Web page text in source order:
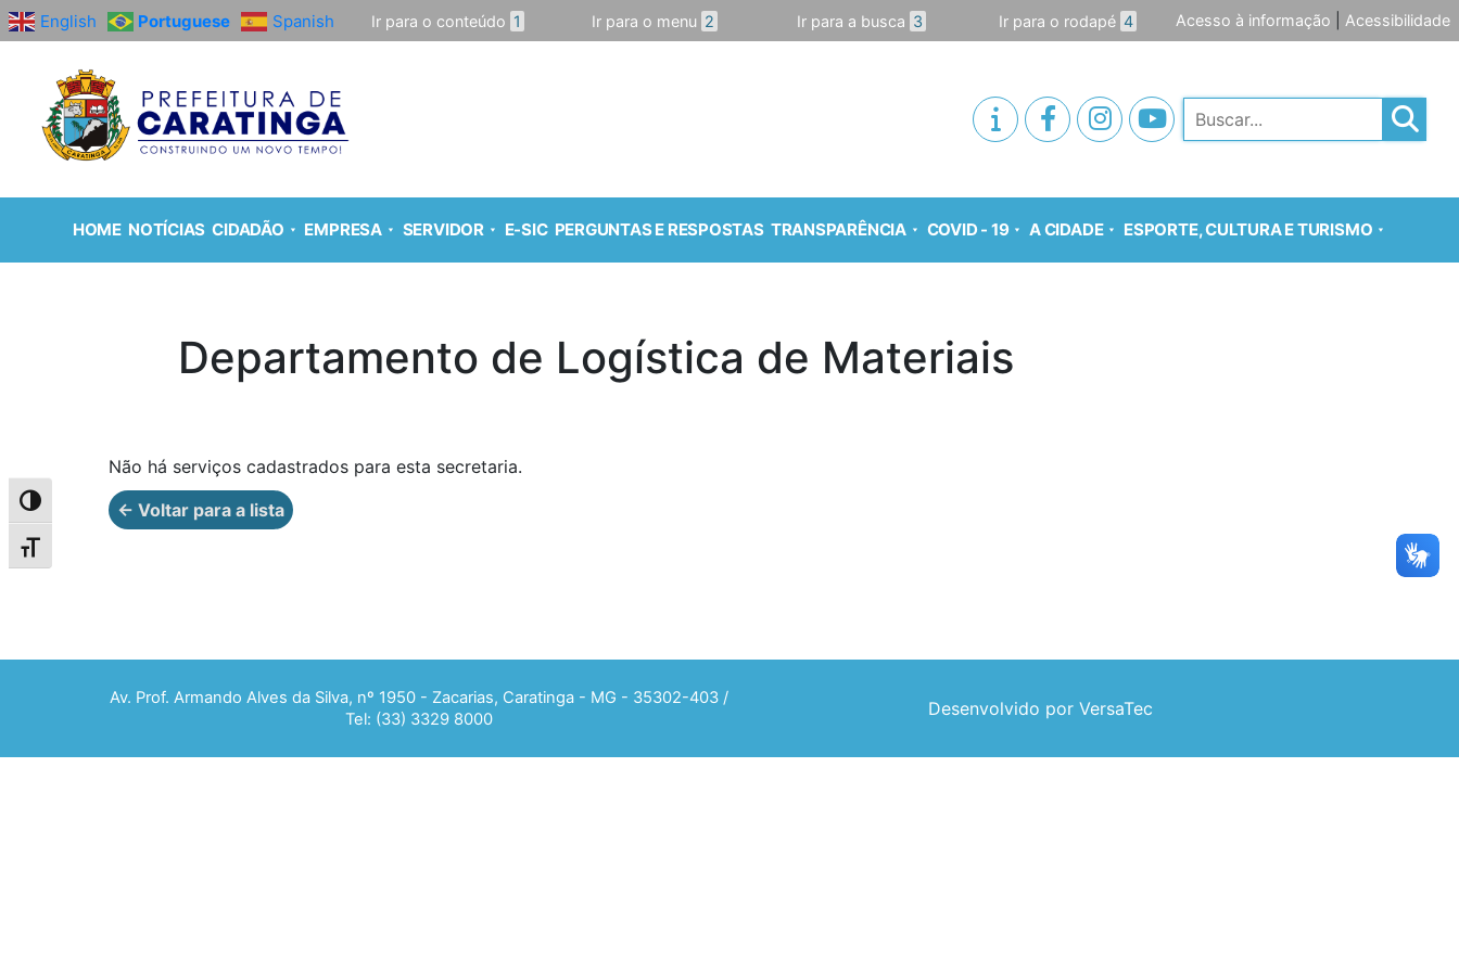
Alternar alto contraste
Alternar tamanho da fonte
English Portuguese Spanish Ir para o conteúdo 1 Ir para o menu 2 Ir para a busca 3 Ir para o rodapé 4 Acesso à informação Acessibilidade
Pesquisar
HOME NOTÍCIAS CIDADÃO EMPRESA SERVIDOR E-SIC PERGUNTAS E RESPOSTAS TRANSPARÊNCIA COVID - 19 A CIDADE ESPORTE, CULTURA E TURISMO
Departamento de Logística de Materiais
Não há serviços cadastrados para esta secretaria.
← Voltar para a lista
Av. Prof. Armando Alves da Silva, nº 1950 - Zacarias, Caratinga - MG - 35302-403 /
Tel: (33) 3329 8000
Desenvolvido por VersaTec